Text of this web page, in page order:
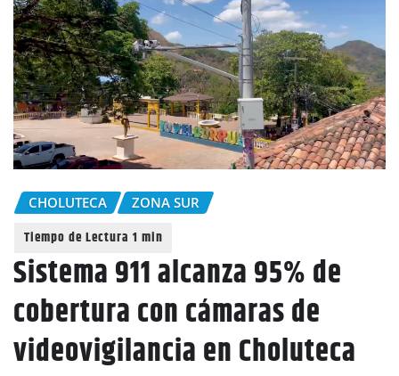
CHOLUTECA ZONA SUR
Sistema 911 alcanza 95% de
cobertura con cámaras de
videovigilancia en Choluteca